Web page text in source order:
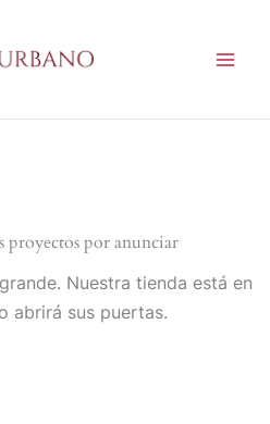
proyectos por anunciar
Nuestra tienda está en
abrirá sus puertas.